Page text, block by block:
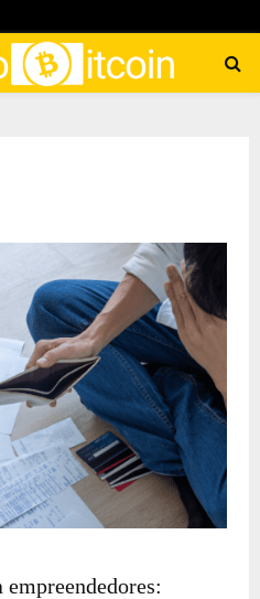
empreendedores: